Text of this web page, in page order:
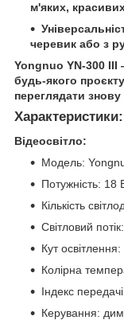
м'яких,
черевик або з
Yongnuo YN-300 III
будь-якого
переглядати знову
Характеристики:
Відеосвітло:
Модель:
Потужність: 18
Кількість
Світловий
Кут освітлення:
Колірна
Індекс
Керування: